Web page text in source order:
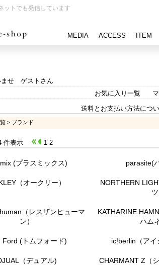
ットでも発信しています
MEDIA ACCESS ITEM
ませ ゲストさん
お気に入り一覧
送料とお支払い方法につ
> ブランド
件表示 1 2
(プラスミックス) parasite(
（オークリー）
NORTHERN
ツ
（レスザンヒューマ
ン）
KATHARINE
ハム
Ford (トムフォード) ic!berlin（アイ
（デュアル) CHARMANT Z（